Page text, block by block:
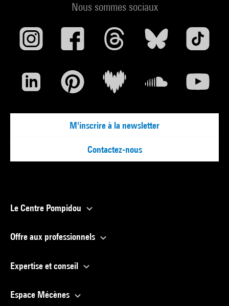
Nous sommes sociaux
M'inscrire à la newsletter
Contactez-nous
Le Centre Pompidou
Offre aux professionnels
Expertise et conseil
Espace Mécènes